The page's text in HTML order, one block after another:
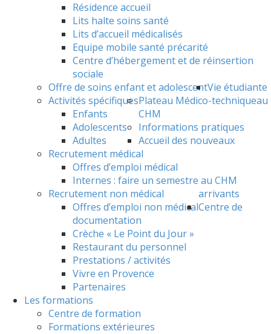
Résidence accueil
Lits halte soins santé
Lits d’accueil médicalisés
Equipe mobile santé précarité
Centre d’hébergement et de réinsertion
sociale
Offre de soins enfant et adolescent
Activités spécifiques
Enfants
Adolescents
Adultes
Plateau Médico-technique
Recrutement médical
Offres d’emploi médical
Internes : faire un semestre au CHM
Vie étudiante
au
CHM
Recrutement non médical
Offres d’emploi non médical
Informations pratiques
Accueil des nouveaux
arrivants
Centre de
documentation
Crèche « Le Point du Jour »
Restaurant du personnel
Prestations / activités
Vivre en Provence
Partenaires
Les formations
Centre de formation
Formations extérieures